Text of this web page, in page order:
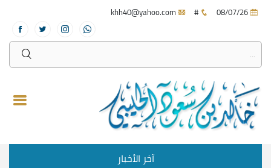
#
آخر الأخبار